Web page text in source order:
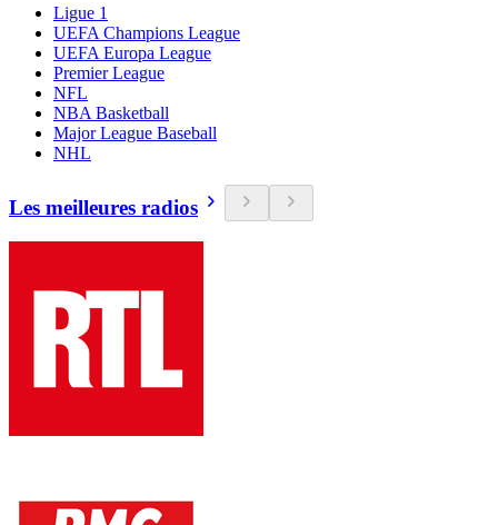
Ligue 1
UEFA Champions League
UEFA Europa League
Premier League
NFL
NBA Basketball
Major League Baseball
NHL
Les meilleures radios